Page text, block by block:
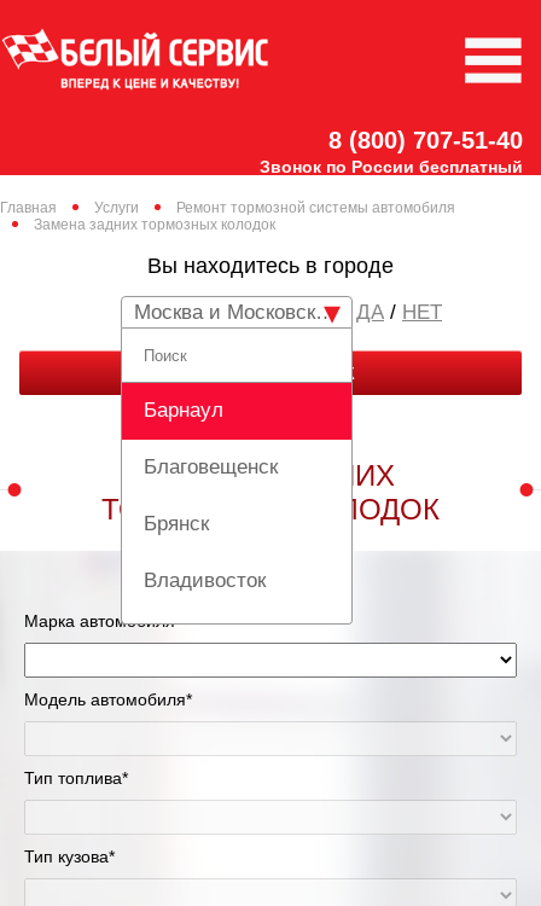
8 (800) 707-51-40
Звонок по России бесплатный
Главная Услуги
Ремонт тормозной системы автомобиля
Замена задних тормозных колодок
Вы находитесь в городе
Москва и Московская область
Барнаул
Благовещенск
Брянск
Владивосток
Вологда
Екатеринбург
Казань
Киров
/ НЕТ
ЗАКАЗАТЬ ЗВОНОК
ЗАМЕНА ЗАДНИХ
ТОРМОЗНЫХ КОЛОДОК
Марка автомобиля*
Модель автомобиля*
Тип топлива*
Тип кузова*